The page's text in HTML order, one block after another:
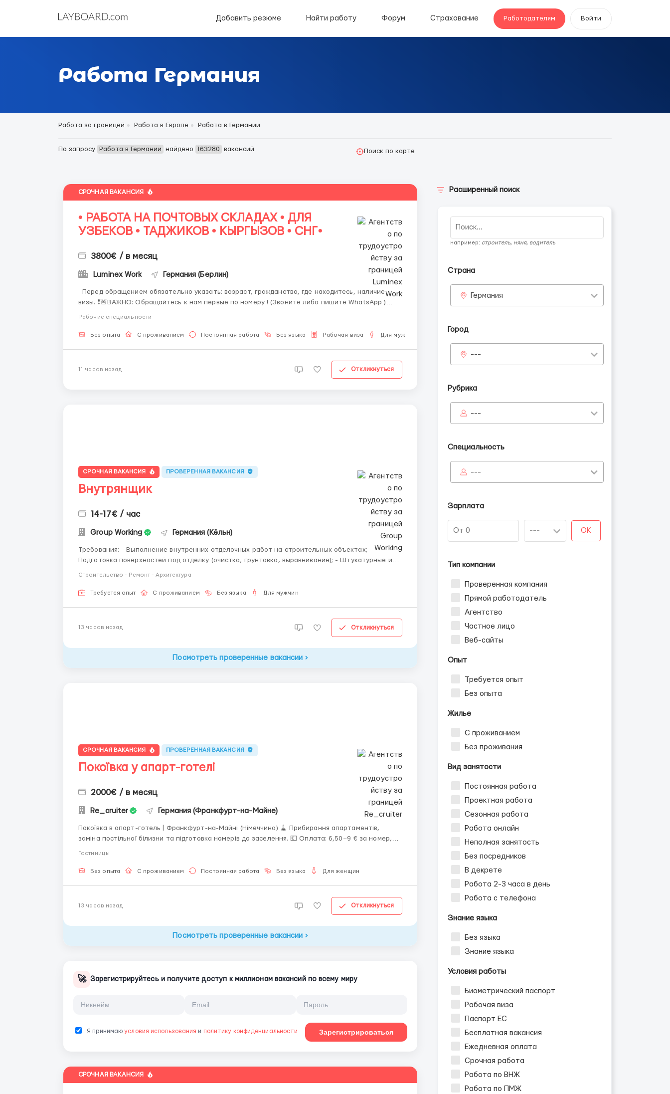
Добавить резюме Найти работу Форум Страхование Работодателям Войти
Работа Германия
Работа за границей Работа в Европе Работа в Германии
По запросу Работа в Германии найдено 163280 вакансий Поиск по карте
СРОЧНАЯ ВАКАНСИЯ
• РАБОТА НА ПОЧТОВЫХ СКЛАДАХ • ДЛЯ
УЗБЕКОВ • ТАДЖИКОВ • КЫРГЫЗОВ • СНГ•
3800€ / в месяц
Luminex Work Германия (Берлин)
Перед обращением обязательно указать: возраст, гражданство, где находитесь, наличие
визы. ❗️🚨ВАЖНО: Обращайтесь к нам первые по номеру ! (Звоните либо пишите WhatsApp )
Рабочие специальности
Без опыта С проживанием Постоянная работа Без языка Рабочая виза Для мужчин
11 часов назад Откликнуться
СРОЧНАЯ ВАКАНСИЯ ПРОВЕРЕННАЯ ВАКАНСИЯ
Внутрянщик
14-17€ / час
Group Working Германия (Кёльн)
Требования: - Выполнение внутренних отделочных работ на строительных объектах; -
Подготовка поверхностей под отделку (очистка, грунтовка, выравнивание); - Штукатурные и
Строительство - Ремонт - Архитектура
Требуется опыт С проживанием Без языка Для мужчин
13 часов назад Откликнуться
Посмотреть проверенные вакансии
СРОЧНАЯ ВАКАНСИЯ ПРОВЕРЕННАЯ ВАКАНСИЯ
Покоївка у апарт-готелі
2000€ / в месяц
Re_cruiter Германия (Франкфурт-на-Майне)
Покоївка в апарт-готель | Франкфурт-на-Майні (Німеччина) 🧹 Прибирання апартаментів,
заміна постільної білизни та підготовка номерів до заселення. 💶 Оплата: 6,50–9 € за номер,
Гостиницы
Без опыта С проживанием Постоянная работа Без языка Для женщин
13 часов назад Откликнуться
Посмотреть проверенные вакансии
🚀 Зарегистрируйтесь и получите доступ к миллионам вакансий по всему миру
Я принимаюусловия использования и политику конфиденциальности Зарегистрироваться
СРОЧНАЯ ВАКАНСИЯ
Расширенный поиск
например: строитель, няня, водитель
Страна
Германия
Город
---
Рубрика
---
Специальность
---
Зарплата
OK
Тип компании
Проверенная компания
Прямой работодатель
Агентство
Частное лицо
Веб-сайты
Опыт
Требуется опыт
Без опыта
Жилье
С проживанием
Без проживания
Вид занятости
Постоянная работа
Проектная работа
Сезонная работа
Работа онлайн
Неполная занятость
Без посредников
В декрете
Работа 2-3 часа в день
Работа с телефона
Знание языка
Без языка
Знание языка
Условия работы
Биометрический паспорт
Рабочая виза
Паспорт ЕС
Бесплатная вакансия
Ежедневная оплата
Срочная работа
Работа по ВНЖ
Работа по ПМЖ